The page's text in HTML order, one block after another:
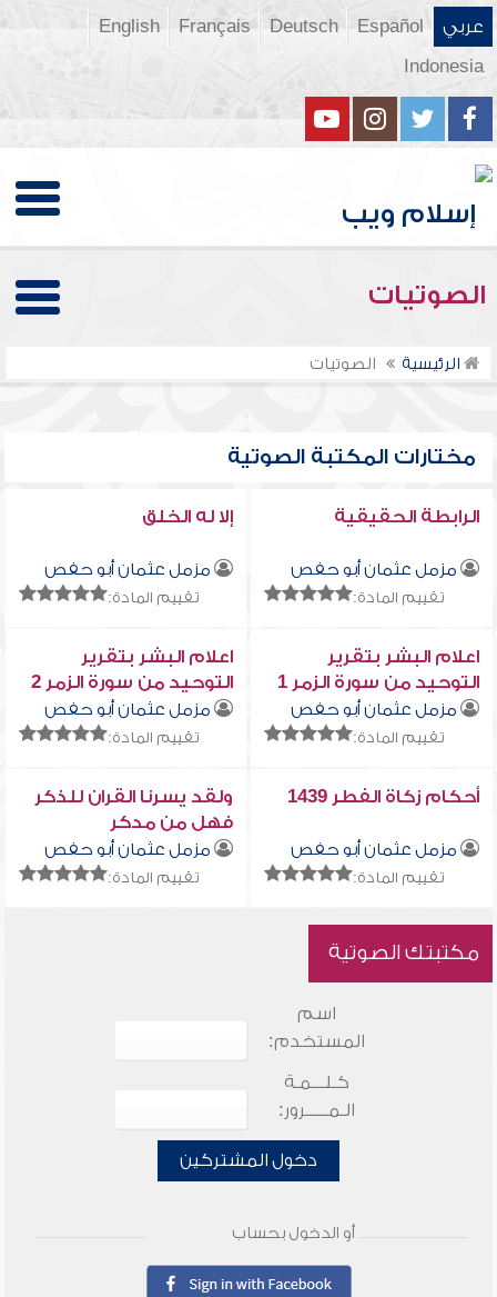
عربي Español
Deutsch
Français
English
Indonesia
الصوتيات
الرئيسية الصوتيات
مختارات المكتبة الصوتية
الرابطة الحقيقية
مزمل عثمان أبو حفص
تقييم المادة:
إلا له الخلق
مزمل عثمان أبو حفص
تقييم المادة:
اعلام البشر بتقرير
التوحيد من سورة الزمر 1
مزمل عثمان أبو حفص
تقييم المادة:
اعلام البشر بتقرير
التوحيد من سورة الزمر 2
مزمل عثمان أبو حفص
تقييم المادة:
أحكام زكاة الفطر 1439
مزمل عثمان أبو حفص
تقييم المادة:
ولقد يسرنا القران للذكر
فهل من مدكر
مزمل عثمان أبو حفص
تقييم المادة:
مكتبتك الصوتية
اسم
المستخدم:
كـلـــمـة
الـمـــــرور:
دخول المشتركين
أو الدخول بحساب